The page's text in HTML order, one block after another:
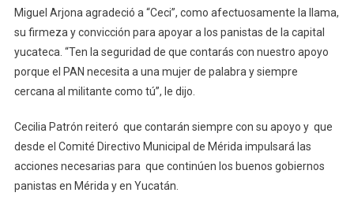
Miguel Arjona agradeció a “Ceci”, como afectuosamente la llama,
su firmeza y convicción para apoyar a los panistas de la capital
yucateca. “Ten la seguridad de que contarás con nuestro apoyo
porque el PAN necesita a una mujer de palabra y siempre
cercana al militante como tú”, le dijo.
Cecilia Patrón reiteró que contarán siempre con su apoyo y que
desde el Comité Directivo Municipal de Mérida impulsará las
acciones necesarias para que continúen los buenos gobiernos
panistas en Mérida y en Yucatán.